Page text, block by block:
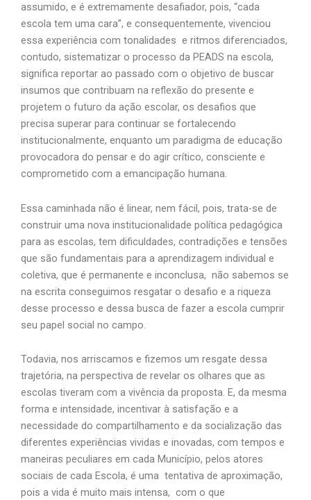
assumido, e é extremamente desafiador, pois, “cada
escola tem uma cara”, e consequentemente, vivenciou
essa experiência com tonalidades e ritmos diferenciados,
contudo, sistematizar o processo da PEADS na escola,
significa reportar ao passado com o objetivo de buscar
insumos que contribuam na reflexão do presente e
projetem o futuro da ação escolar, os desafios que
precisa superar para continuar se fortalecendo
institucionalmente, enquanto um paradigma de educação
provocadora do pensar e do agir crítico, consciente e
comprometido com a emancipação humana.
Essa caminhada não é linear, nem fácil, pois, trata-se de
construir uma nova institucionalidade política pedagógica
para as escolas, tem dificuldades, contradições e tensões
que são fundamentais para a aprendizagem individual e
coletiva, que é permanente e inconclusa, não sabemos se
na escrita conseguimos resgatar o desafio e a riqueza
desse processo e dessa busca de fazer a escola cumprir
seu papel social no campo.
Todavia, nos arriscamos e fizemos um resgate dessa
trajetória, na perspectiva de revelar os olhares que as
escolas tiveram com a vivência da proposta. E, da mesma
forma e intensidade, incentivar à satisfação e a
necessidade do compartilhamento e da socialização das
diferentes experiências vividas e inovadas, com tempos e
maneiras peculiares em cada Município, pelos atores
sociais de cada Escola, é uma tentativa de aproximação,
pois a vida é muito mais intensa, com o que